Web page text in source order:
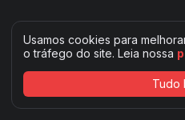
Usamos cookies para
o tráfego do site. Leia nossa
Tudo